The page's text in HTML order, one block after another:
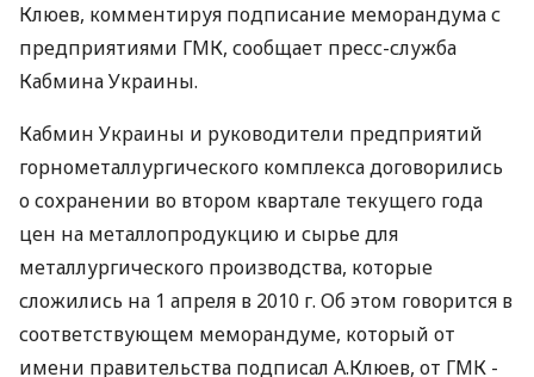
Клюев, комментируя подписание меморандума с
предприятиями ГМК, сообщает пресс-служба
Кабмина Украины.
Кабмин Украины и руководители предприятий
горнометаллургического комплекса договорились
о сохранении во втором квартале текущего года
цен на металлопродукцию и сырье для
металлургического производства, которые
сложились на 1 апреля в 2010 г. Об этом говорится в
соответствующем меморандуме, который от
имени правительства подписал А.Клюев, от ГМК -